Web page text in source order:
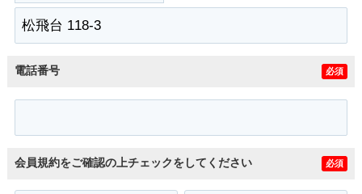
電話番号 必須
会員規約をご確認の上チェックをしてください 必須